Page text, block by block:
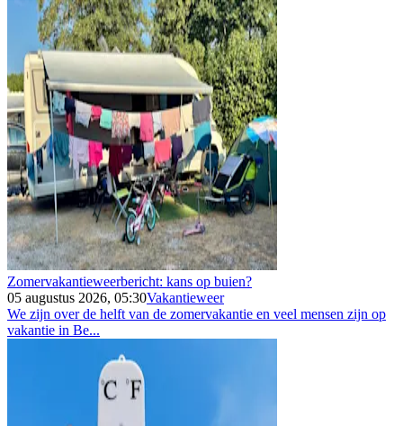
Zomervakantieweerbericht: kans op buien?
05 augustus 2026, 05:30Vakantieweer
We zijn over de helft van de zomervakantie en veel mensen zijn op
vakantie in Be...